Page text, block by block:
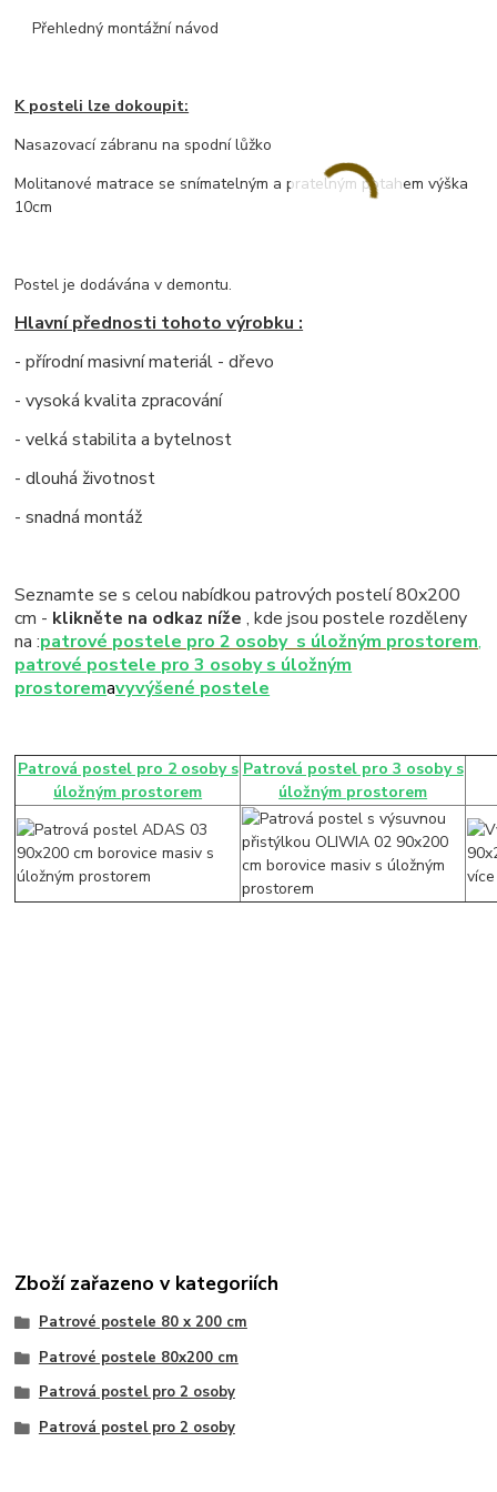
Přehledný montážní návod
K posteli lze dokoupit:
Nasazovací zábranu na spodní lůžko
Molitanové matrace se snímatelným a pratelným potahem výška
10cm
Postel je dodávána v demontu.
Hlavní přednosti tohoto výrobku :
- přírodní masivní materiál - dřevo
- vysoká kvalita zpracování
- velká stabilita a bytelnost
- dlouhá životnost
- snadná montáž
Seznamte se s celou nabídkou patrových postelí 80x200
cm - klikněte na odkaz níže , kde jsou postele rozděleny
na :patrové postele pro 2 osoby s úložným prostorem,
patrové postele pro 3 osoby s úložným
prostoremavyvýšené postele
Patrová postel pro 2 osoby s
úložným prostorem
Patrová postel pro 3 osoby s
úložným prostorem
Zboží zařazeno v kategoriích
Patrové postele 80 x 200 cm
Patrové postele 80x200 cm
Patrová postel pro 2 osoby
Patrová postel pro 2 osoby